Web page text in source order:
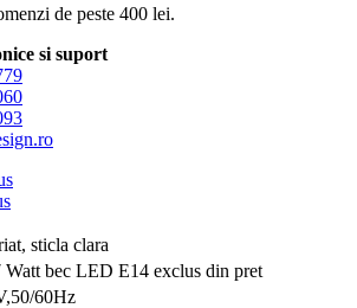
de peste 400 lei.
si suport
sticla clara
Watt bec LED E14 exclus din pret
60Hz